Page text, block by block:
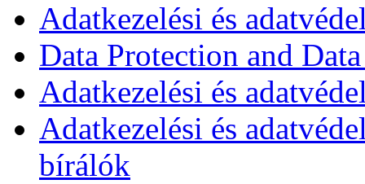
Adatkezelési és
Data Protection and
Adatkezelési és
Adatkezelési és
bírálók